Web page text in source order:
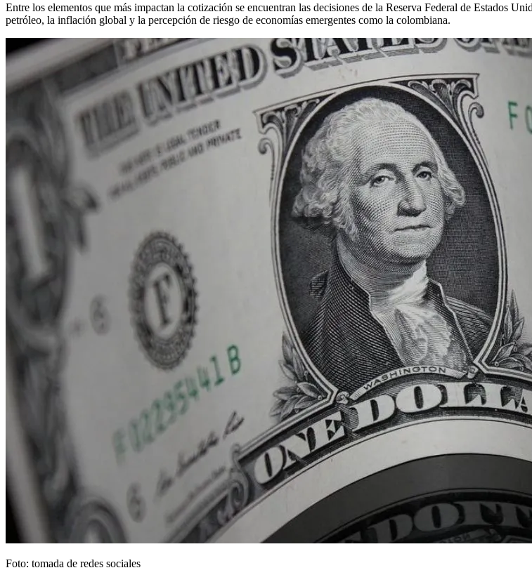
Entre los elementos que más impactan la cotización se encuentran las decisiones de la Reserva Federal de Estados
petróleo, la inflación global y la percepción de riesgo de economías emergentes como la colombiana.
Foto: tomada de redes sociales